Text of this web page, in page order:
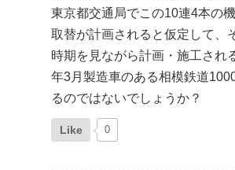
東京都交通局でこの10連4本の
取替が計画されると仮定して、
時期を見ながら計画・施工され
年3月製造車のある相模鉄道
るのではないでしょうか？
Like 0